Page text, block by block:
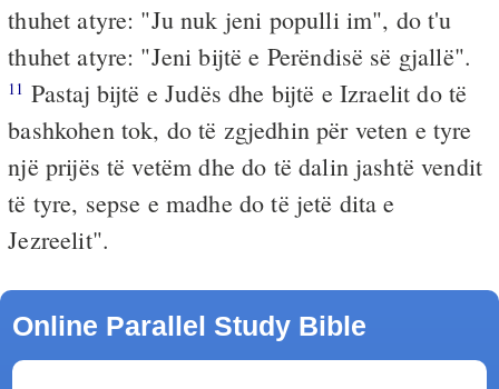
thuhet atyre: "Ju nuk jeni populli im", do t'u
thuhet atyre: "Jeni bijtë e Perëndisë së gjallë".
11 Pastaj bijtë e Judës dhe bijtë e Izraelit do të
bashkohen tok, do të zgjedhin për veten e tyre
një prijës të vetëm dhe do të dalin jashtë vendit
të tyre, sepse e madhe do të jetë dita e
Jezreelit".
Online Parallel Study Bible